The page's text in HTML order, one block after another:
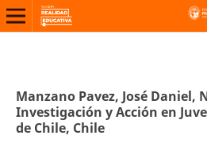
Manzano Pavez, José Daniel,
Investigación y Acción en
de Chile, Chile